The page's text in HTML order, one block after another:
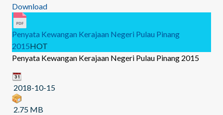
Download
Penyata Kewangan Kerajaan Negeri Pulau Pinang
2015HOT
Penyata Kewangan Kerajaan Negeri Pulau Pinang 2015
2018-10-15
2.75 MB